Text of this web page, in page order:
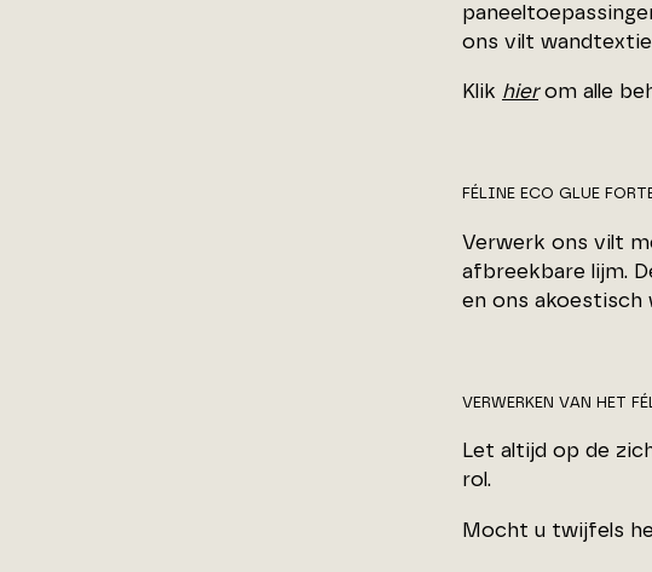
ons vilt
Klik hierom alle
FÉLINE ECO GLUE
Verwerk ons vilt
afbreekbare lijm.
en ons akoestisch
VERWERKEN VAN HET
Let altijd op de
rol.
Mocht u twijfels